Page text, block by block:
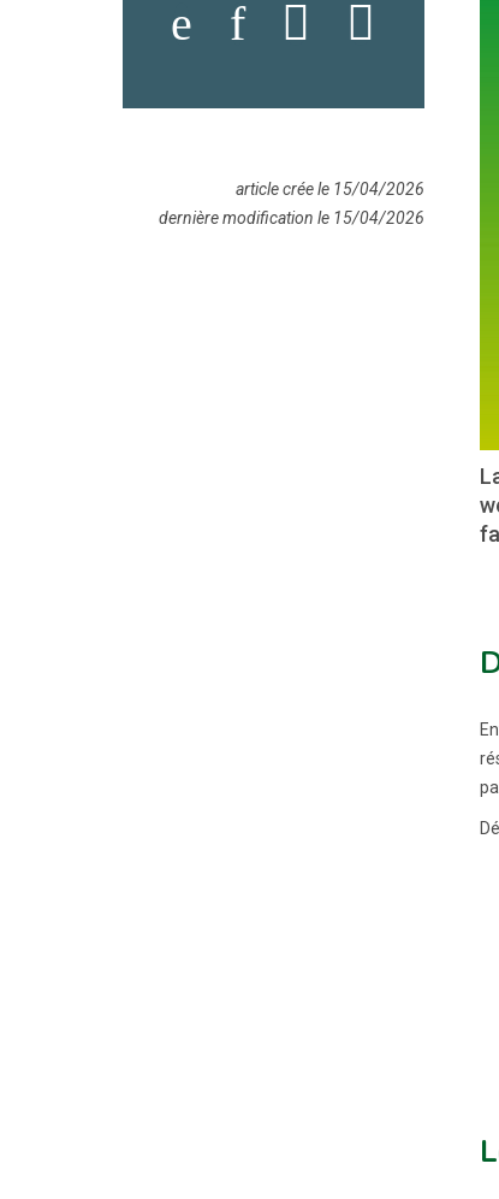
article crée le 15/04/2026
dernière modification le 15/04/2026